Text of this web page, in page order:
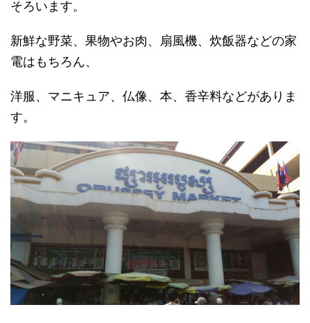
そろいます。
新鮮な野菜、果物やお肉、扇風機、炊飯器などの家
電はもちろん、
洋服、マニキュア、仏像、本、香辛料などがありま
す。